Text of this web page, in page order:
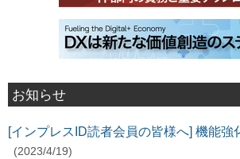
お知らせ
[インプレスID読者会員の皆様へ] 機能強
(2023/4/19)